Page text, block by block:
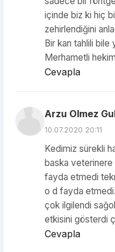
içinde biz ki hiç
zehirlendiğini
Bir kan tahlili bile
Merhametli
Cevapla
Arzu Olmez
10.07.2020 20:11
Kedimiz sürekli
baska
fayda etmedi
o d fayda etmedi.
çok ilgilendi
etkisini gösterdi
Cevapla